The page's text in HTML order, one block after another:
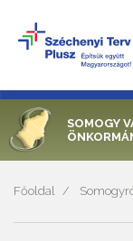
SOMOGY
Főoldal